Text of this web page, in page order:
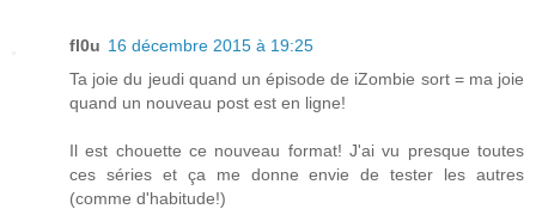
fl0u 16 décembre 2015 à 19:25
Ta joie du jeudi quand un épisode de iZombie sort = ma joie
quand un nouveau post est en ligne!
Il est chouette ce nouveau format! J'ai vu presque toutes
ces séries et ça me donne envie de tester les autres
(comme d'habitude!)